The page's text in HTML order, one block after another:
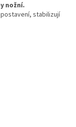
nožní.
stabilizují